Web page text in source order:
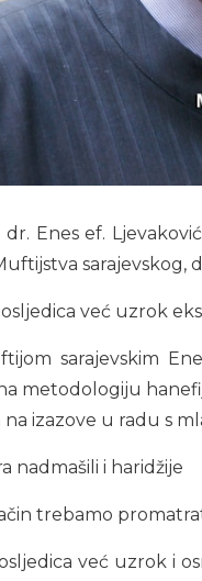
dr. Enes ef.
već uzrok
sarajevskim
metodologiju
izazove u radu s
nadmašili i haridžije
trebamo
već uzrok i